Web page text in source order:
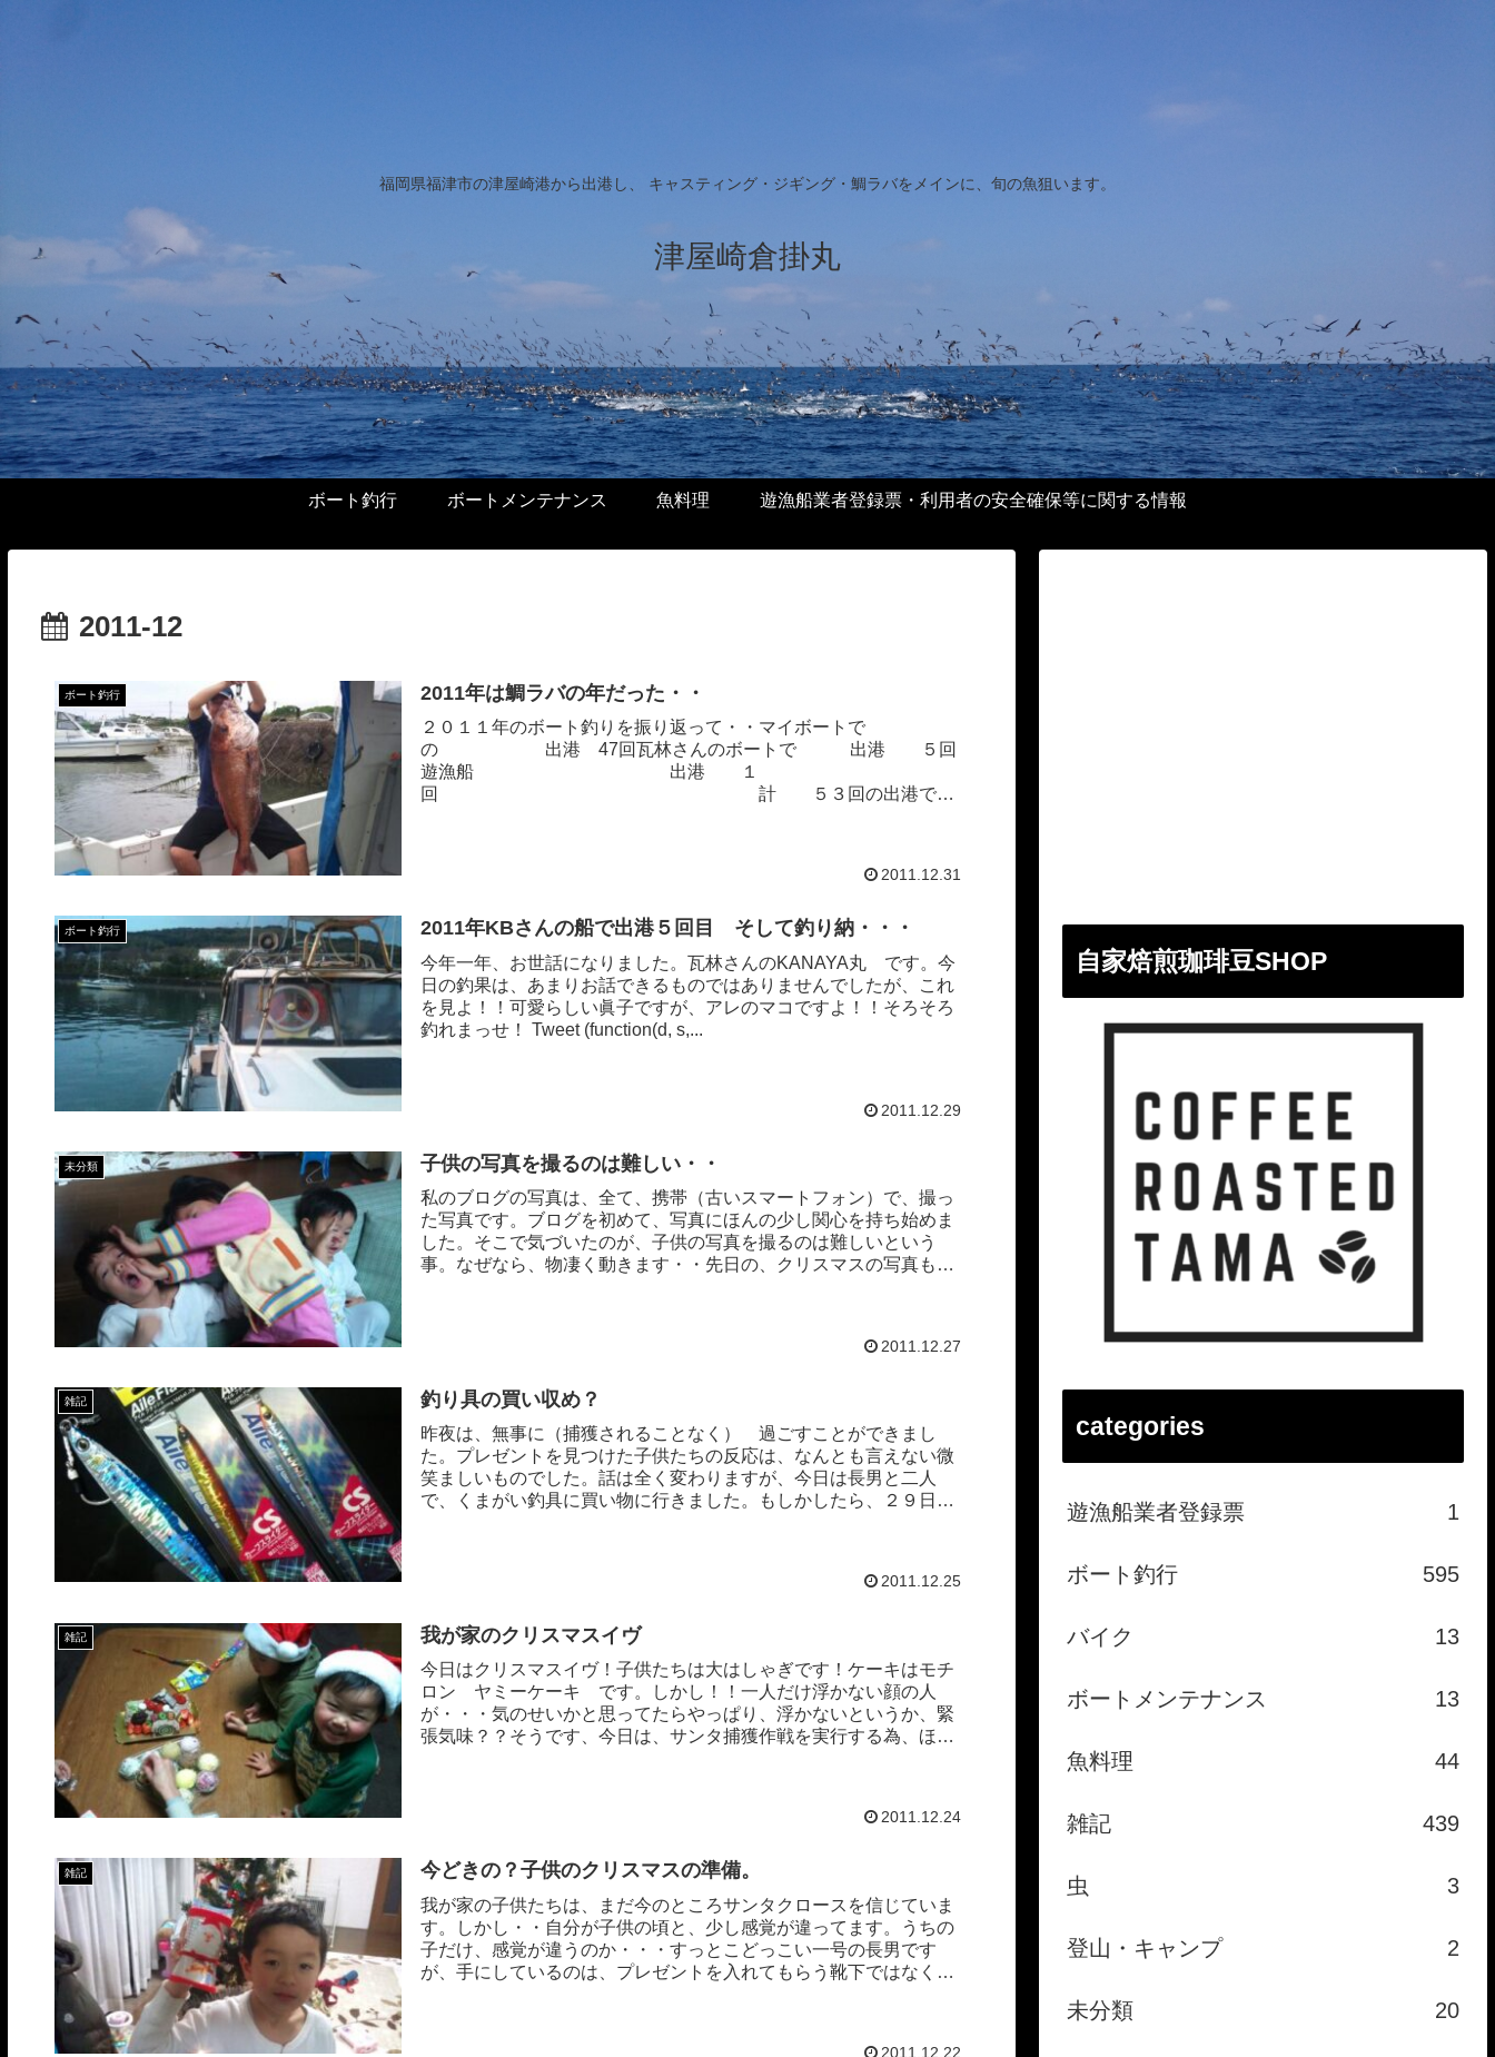
福岡県福津市の津屋崎港から出港し、 キャスティング・ジギング・鯛ラバをメインに、旬の魚狙います。
津屋崎倉掛丸
ボート釣行 ボートメンテナンス 魚料理 遊漁船業者登録票・利用者の安全確保等に関する情報
2011-12
ボート釣行 2011年は鯛ラバの年だった・・
２０１１年のボート釣りを振り返って・・マイボートで
の 出港 47回瓦林さんのボートで 出港 ５回
遊漁船 出港 １
回 計 ５３回の出港でし
2011.12.31
ボート釣行 2011年KBさんの船で出港５回目 そして釣り納・・・
今年一年、お世話になりました。瓦林さんのKANAYA丸 です。今
日の釣果は、あまりお話できるものではありませんでしたが、これ
を見よ！！可愛らしい眞子ですが、アレのマコですよ！！そろそろ
釣れまっせ！ Tweet (function(d, s,...
2011.12.29
未分類 子供の写真を撮るのは難しい・・
私のブログの写真は、全て、携帯（古いスマートフォン）で、撮っ
た写真です。ブログを初めて、写真にほんの少し関心を持ち始めま
した。そこで気づいたのが、子供の写真を撮るのは難しいという
事。なぜなら、物凄く動きます・・先日の、クリスマスの写真も、
2011.12.27
雑記 釣り具の買い収め？
昨夜は、無事に（捕獲されることなく） 過ごすことができまし
た。プレゼントを見つけた子供たちの反応は、なんとも言えない微
笑ましいものでした。話は全く変わりますが、今日は長男と二人
で、くまがい釣具に買い物に行きました。もしかしたら、２９日に
2011.12.25
雑記 我が家のクリスマスイヴ
今日はクリスマスイヴ！子供たちは大はしゃぎです！ケーキはモチ
ロン ヤミーケーキ です。しかし！！一人だけ浮かない顔の人
が・・・気のせいかと思ってたらやっぱり、浮かないというか、緊
張気味？？そうです、今日は、サンタ捕獲作戦を実行する為、ほど
2011.12.24
雑記 今どきの？子供のクリスマスの準備。
我が家の子供たちは、まだ今のところサンタクロースを信じていま
す。しかし・・自分が子供の頃と、少し感覚が違ってます。うちの
子だけ、感覚が違うのか・・・すっとこどっこい一号の長男です
が、手にしているのは、プレゼントを入れてもらう靴下ではなく、
2011.12.22
自家焙煎珈琲豆SHOP
categories
遊漁船業者登録票 1
ボート釣行 595
バイク 13
ボートメンテナンス 13
魚料理 44
雑記 439
虫 3
登山・キャンプ 2
未分類 20